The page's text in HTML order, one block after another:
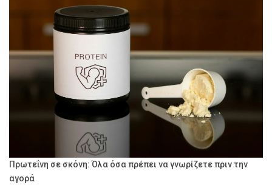
Πρωτεΐνη σε σκόνη: Όλα όσα πρέπει να γνωρίζετε πριν την
αγορά